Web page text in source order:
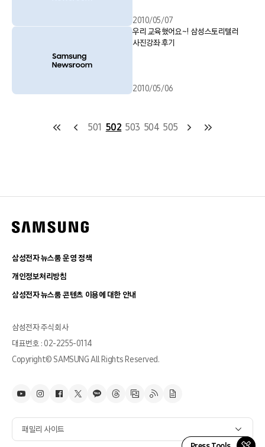
2010/05/07
우리 교육했어요~! 삼성스토리텔러
사진강좌 후기
2010/05/06
501 502 503 504 505
삼성전자 뉴스룸 운영 정책
개인정보처리방침
삼성전자 뉴스룸 콘텐츠 이용에 대한 안내
삼성전자 주식회사
대표번호 : 02-2255-0114
Copyright© SAMSUNG All Rights Reserved.
패밀리 사이트